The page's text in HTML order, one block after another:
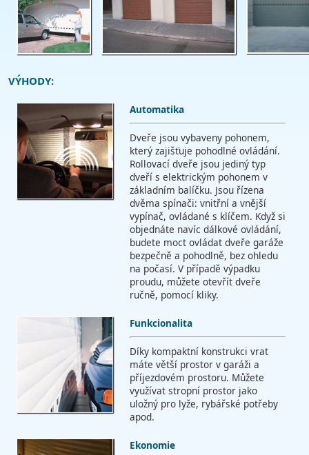
VÝHODY:
Automatika
Dveře jsou vybaveny pohonem,
který zajišťuje pohodlné ovládání.
Rollovací dveře jsou jediný typ
dveří s elektrickým pohonem v
základním balíčku. Jsou řízena
dvěma spínači: vnitřní a vnější
vypínač, ovládané s klíčem. Když si
objednáte navíc dálkové ovládání,
budete moct ovládat dveře garáže
bezpečně a pohodlně, bez ohledu
na počasí. V případě výpadku
proudu, můžete otevřít dveře
ručně, pomocí kliky.
Funkcionalita
Díky kompaktní konstrukci vrat
máte větší prostor v garáži a
příjezdovém prostoru. Můžete
využívat stropní prostor jako
uložný pro lyže, rybářské potřeby
apod.
Ekonomie